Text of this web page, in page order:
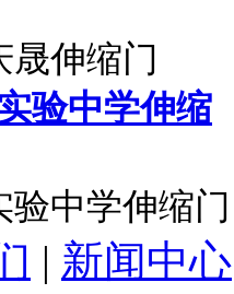
晟伸缩门
验中学伸缩门
| 新闻中心